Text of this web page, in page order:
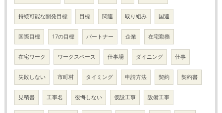
持続可能な開発目標 目標 関連 取り組み 国連
国際目標 17の目標 パートナー 企業 在宅勤務
在宅ワーク ワークスペース 仕事場 ダイニング 仕事
失敗しない 市町村 タイミング 申請方法 契約 契約書
見積書 工事名 後悔しない 仮設工事 設備工事